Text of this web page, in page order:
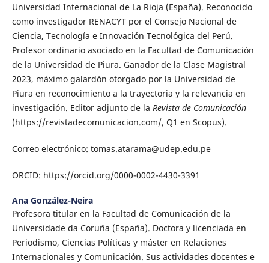
Universidad Internacional de La Rioja (España). Reconocido
como investigador RENACYT por el Consejo Nacional de
Ciencia, Tecnología e Innovación Tecnológica del Perú.
Profesor ordinario asociado en la Facultad de Comunicación
de la Universidad de Piura. Ganador de la Clase Magistral
2023, máximo galardón otorgado por la Universidad de
Piura en reconocimiento a la trayectoria y la relevancia en
investigación. Editor adjunto de la Revista de Comunicación
(https://revistadecomunicacion.com/, Q1 en Scopus).
Correo electrónico: tomas.atarama@udep.edu.pe
ORCID: https://orcid.org/0000-0002-4430-3391
Ana González-Neira
Profesora titular en la Facultad de Comunicación de la
Universidade da Coruña (España). Doctora y licenciada en
Periodismo, Ciencias Políticas y máster en Relaciones
Internacionales y Comunicación. Sus actividades docentes e